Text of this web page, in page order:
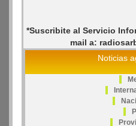
*Suscribite al Servicio
mail a:
Noticias